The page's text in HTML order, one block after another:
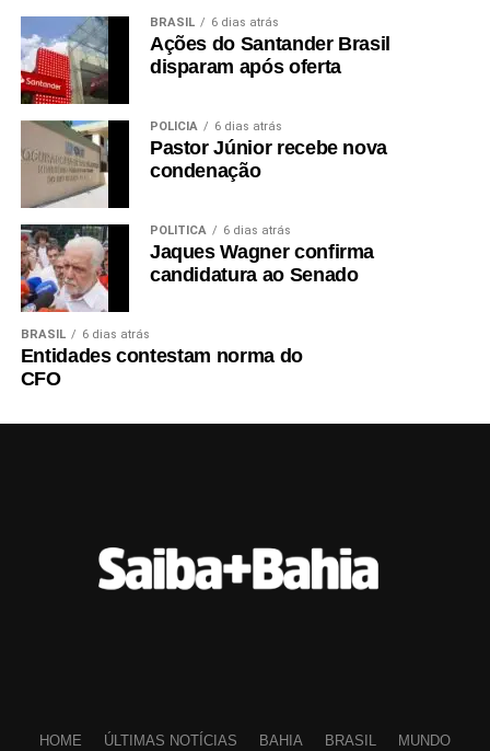
BRASIL 6 dias atrás
Ações do Santander Brasil
disparam após oferta
POLÍCIA 6 dias atrás
Pastor Júnior recebe nova
condenação
POLÍTICA 6 dias atrás
Jaques Wagner confirma
candidatura ao Senado
BRASIL 6 dias atrás
Entidades contestam norma do
CFO
HOME ÚLTIMAS NOTÍCIAS BAHIA BRASIL MUNDO